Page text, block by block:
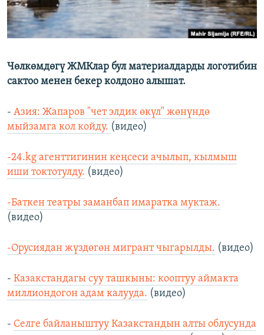
Чөлкөмдөгү ЖМКлар бул материалдарды логотибин
сактоо менен бекер колдоно алышат.
- Азия: Жапаров "чет элдик өкүл" жөнүндө
мыйзамга кол койду. (видео)
-24.kg агенттигинин кеңсеси ачылып, кылмыш
иши токтотулду. (видео)
-Баткен театры заманбап имаратка муктаж.
(видео)
-Орусиядан жүздөгөн мигрант чыгарылды. (видео)
- Казакстандагы суу ташкыны: кооптуу аймакта
миллиондогон адам калууда. (видео)
- Селге байланыштуу Казакстандын алты облусунда